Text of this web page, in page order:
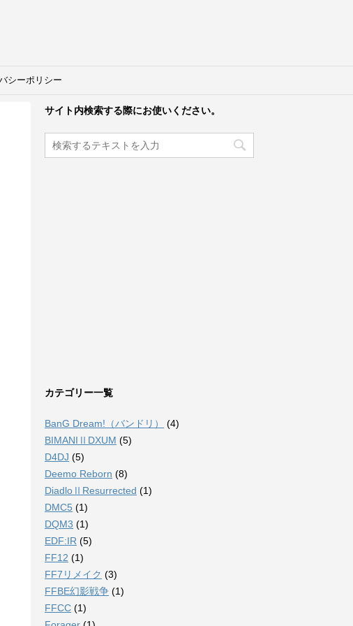
シーポリシー
サイト内検索する際にお使いください。
カテゴリー一覧
BanG Dream!（バンドリ）
(4)
BIMANIⅡDXUM (5)
D4DJ (5)
Deemo Reborn (8)
DiadloⅡResurrected (1)
DMC5 (1)
DQM3 (1)
EDF:IR (5)
FF12 (1)
FF7リメイク (3)
FFBE幻影戦争 (1)
FFCC (1)